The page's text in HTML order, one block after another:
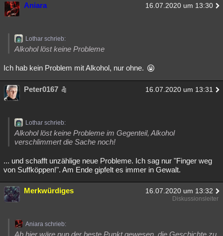
Aniara 16.07.2020 um 13:30
Lothar schrieb:
Alkohol löst keine Probleme
Ich hab kein Problem mit Alkohol, nur ohne.
Peter0167 16.07.2020 um 13:31
Lothar schrieb:
Alkohol löst keine Probleme im Gegenteil, Alkohol
verschlimmert die Sache noch!
... und schafft unzählige neue Probleme. Ich sag nur "Finger weg
von Suffköppen!". Am Ende gipfelt es immer in Gewalt.
Merkwürdiges 16.07.2020 um 13:32
Diskussionsleiter
Aniara schrieb:
Ab hier wäre nun der beste Punkt gewesen, die Geschichte zu